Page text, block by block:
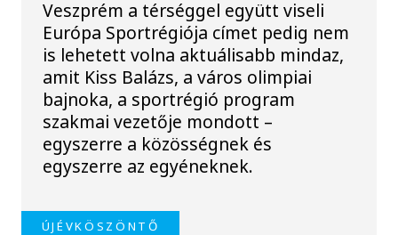
Veszprém a térséggel együtt viseli
Európa Sportrégiója címet pedig nem
is lehetett volna aktuálisabb mindaz,
amit Kiss Balázs, a város olimpiai
bajnoka, a sportrégió program
szakmai vezetője mondott –
egyszerre a közösségnek és
egyszerre az egyéneknek.
ÚJÉVKÖSZÖNTŐ